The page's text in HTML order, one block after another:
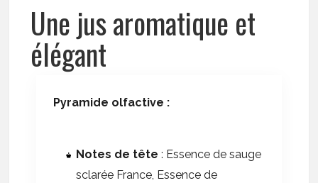
Une jus aromatique et
élégant
Pyramide olfactive :
Notes de tête : Essence de sauge
sclarée France, Essence de